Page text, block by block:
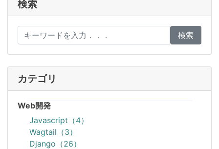
検索
検索
カテゴリ
Web開発
Javascript（4）
Wagtail（3）
Django（26）